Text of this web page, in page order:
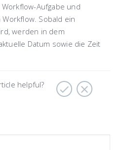
Aufgabe und
Sobald ein
werden in dem
Datum sowie die Zeit
helpful?